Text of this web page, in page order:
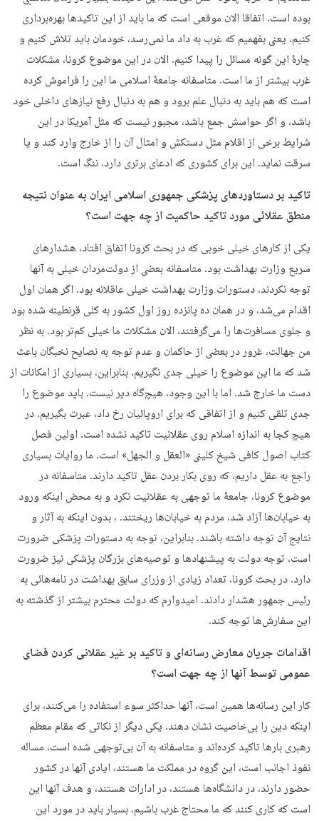
بوده است. اتفاقا الان موقعی است که ما باید از این تاکیدها بهره‌برداری
کنیم، یعنی بفهمیم که غرب به داد ما نمی‌رسد، خودمان باید تلاش کنیم و
چارۀ این گونه مسائل را پیدا کنیم. الان در این موضوع کرونا، مشکلات
غرب بیشتر از ما است. متاسفانه جامعۀ اسلامی ما این را فراموش کرده
است که هم باید به دنبال علم برود و هم به دنبال رفع نیازهای داخلی خود
باشد، و اگر حواسش جمع باشد، مجبور نیست که مثل آمریکا در این
شرایط برخی از اقلام مثل دستکش و امثال آن را از خارج وارد کند و یا
سرقت نماید. این برای کشوری که ادعای برتری دارد، ننگ است.
تاکید بر دستاوردهای پزشکی جمهوری اسلامی ایران به عنوان نتیجه
منطق عقلائی مورد تاکید حاکمیت از چه جهت است؟
یکی از کارهای خیلی خوبی که در بحث کرونا اتفاق افتاد، هشدارهای
سریع وزارت بهداشت بود. متاسفانه بعضی از دولت‌مردان خیلی به آنها
توجه نکردند. دستورات وزارت بهداشت خیلی عاقلانه بود. اگر همان اول
اقدام می‌شد، و در همان ده پانزده روز اول کشور به کلی قرنطینه شده بود
و جلوی مسافرت‌ها را می‌گرفتند، الان مشکلات ما خیلی کم‌تر بود. به نظر
من جهالت، غرور در بعضی از حاکمان و عدم توجه به نصایح نخبگان باعث
شد که ما این موضوع را خیلی جدی نگیریم. بنابراین، بسیاری از امکانات از
دست ما خارج شد. اما با این وجود، هیچ‌گاه دیر نیست. باید موضوع را
جدی تلقی کنیم و از اتفاقی که برای اروپائیان رخ داد، عبرت بگیریم. در
هیچ کجا به اندازه اسلام روی عقلانیت تاکید نشده است. اولین فصل
کتاب اصول کافی شیخ کلینی «العقل و الجهل» است. ما روایات بسیاری
راجع به عقل داریم، که روی بکار بردن عقل تاکید دارند. متاسفانه در
موضوع کرونا، جامعۀ ما توجهی به عقلانیت نکرد و به محض اینکه ورود
به خیابان‌ها آزاد شد، مردم به خیابان‌ها ریختند. ، بدون اینکه به آثار و
نتایج آن توجه داشته باشند. بنابراین، توجه به دستورات پزشکی ضرورت
است. توجه دولت به پیشنهادها و توصیه‌های بزرگان پزشکی نیز ضرورت
دارد. در بحث کرونا، تعداد زیادی از وزرای سابق بهداشت در نامه‌هائی به
رئیس جمهور هشدار دادند. امیدوارم که دولت محترم بیشتر از گذشته به
این سفارش‌ها توجه کند.
اقدامات جریان معارض رسانه‌ای و تاکید بر غیر عقلانی کردن فضای
عمومی توسط آنها از چه جهت است؟
کار این رسانه‌ها همین است، آنها حداکثر سوء استفاده را می‌کنند، برای
اینکه دین را بی‌خاصیت نشان دهند. یکی دیگر از نکاتی که مقام معظم
رهبری بارها تاکید کرده‌اند و متاسفانه به آن بی‌توجهی شده است، مساله
نفوذ اجانب است، این گروه در مملکت ما هستند، ایادی آنها در کشور
حضور دارند، در دانشگاه‌ها هستند، در ادارات هستند، و هدف آنها این
است که کاری کنند که ما محتاج غرب باشیم. بسیار باید در مورد این